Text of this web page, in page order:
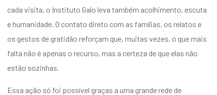
cada visita, o Instituto Galo leva também acolhimento, escuta
e humanidade. O contato direto com as famílias, os relatos e
os gestos de gratidão reforçam que, muitas vezes, o que mais
falta não é apenas o recurso, mas a certeza de que elas não
estão sozinhas.
Essa ação só foi possível graças a uma grande rede de